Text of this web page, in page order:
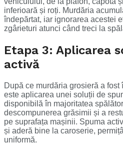
inferioară și roți. Murdăria
îndepărtat, iar ignorarea acestei
zgârieturi atunci când treci la
Etapa 3: Aplicarea
activă
După ce murdăria grosieră a
este aplicarea unei soluții de
disponibilă în majoritatea
descompunerea grăsimii și a
pe suprafața mașinii. Spuma
și aderă bine la caroserie,
uniformă.